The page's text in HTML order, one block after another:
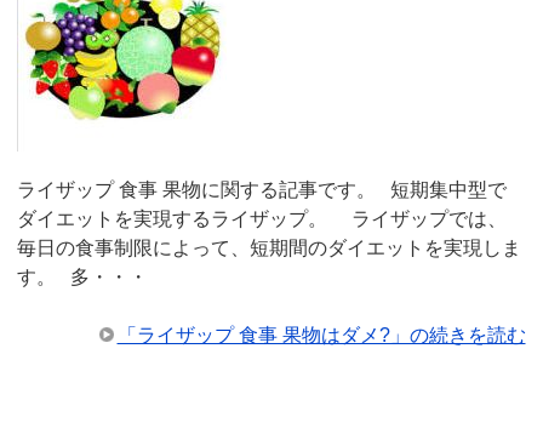
ライザップ 食事 果物に関する記事です。 短期集中型で
ダイエットを実現するライザップ。 ライザップでは、
毎日の食事制限によって、短期間のダイエットを実現しま
す。 多・・・
「ライザップ 食事 果物はダメ?」の続きを読む